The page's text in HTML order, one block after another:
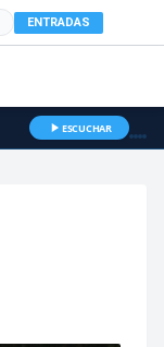
ENTRADAS
ESCUCHAR